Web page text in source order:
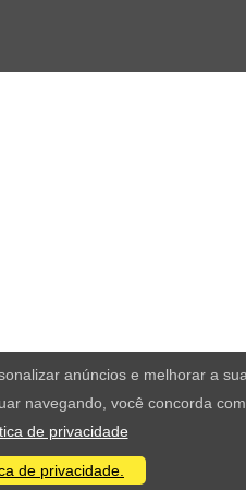
anúncios e melhorar a
navegando, você concorda
de privacidade
de privacidade.